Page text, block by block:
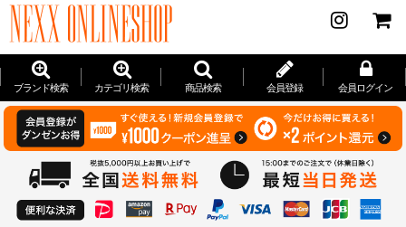
ブランド検索 カテゴリ検索 商品検索 会員登録 会員ログイン